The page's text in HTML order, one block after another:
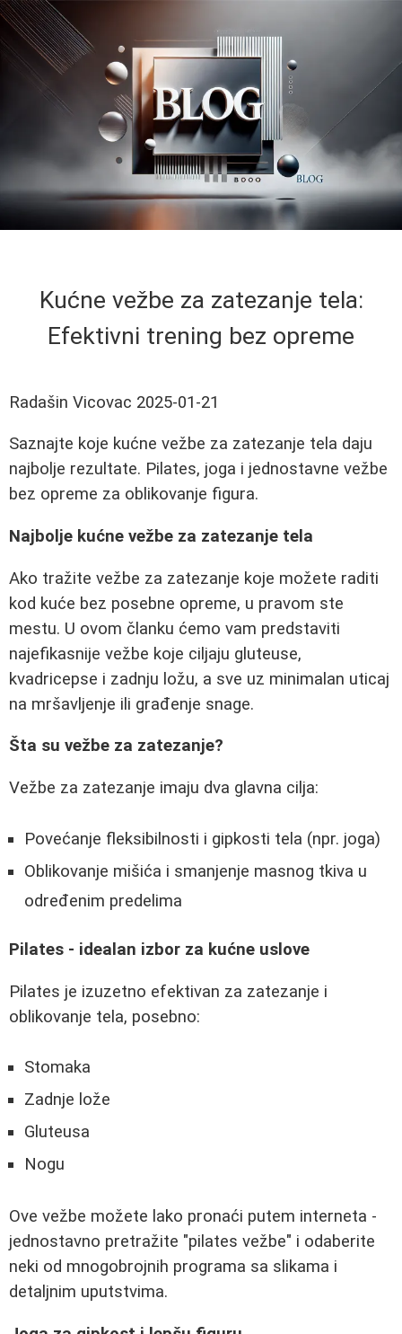
Kućne vežbe za zatezanje tela:
Efektivni trening bez opreme
Radašin Vicovac 2025-01-21
Saznajte koje kućne vežbe za zatezanje tela daju
najbolje rezultate. Pilates, joga i jednostavne vežbe
bez opreme za oblikovanje figura.
Najbolje kućne vežbe za zatezanje tela
Ako tražite vežbe za zatezanje koje možete raditi
kod kuće bez posebne opreme, u pravom ste
mestu. U ovom članku ćemo vam predstaviti
najefikasnije vežbe koje ciljaju gluteuse,
kvadricepse i zadnju ložu, a sve uz minimalan uticaj
na mršavljenje ili građenje snage.
Šta su vežbe za zatezanje?
Vežbe za zatezanje imaju dva glavna cilja:
Povećanje fleksibilnosti i gipkosti tela (npr. joga)
Oblikovanje mišića i smanjenje masnog tkiva u
određenim predelima
Pilates - idealan izbor za kućne uslove
Pilates je izuzetno efektivan za zatezanje i
oblikovanje tela, posebno:
Stomaka
Zadnje lože
Gluteusa
Nogu
Ove vežbe možete lako pronaći putem interneta -
jednostavno pretražite "pilates vežbe" i odaberite
neki od mnogobrojnih programa sa slikama i
detaljnim uputstvima.